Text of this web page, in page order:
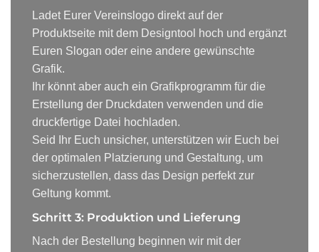
Ladet Eurer Vereinslogo direkt auf der
Produktseite mit dem Designtool hoch und ergänzt
Euren Slogan oder eine andere gewünschte
Grafik.
Ihr könnt aber auch ein Grafikprogramm für die
Erstellung der Druckdaten verwenden und die
druckfertige Datei hochladen.
Seid Ihr Euch unsicher, unterstützen wir Euch bei
der optimalen Platzierung und Gestaltung, um
sicherzustellen, dass das Design perfekt zur
Geltung kommt.
Schritt 3: Produktion und Lieferung
Nach der Bestellung beginnen wir mit der